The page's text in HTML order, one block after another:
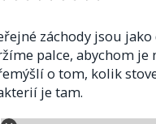
záchody jsou
palce, abychom
o tom, kolik
je tam.